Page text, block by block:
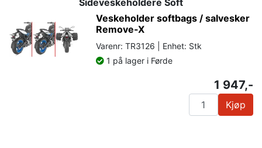
Veskeholder softbags / salvesker
Remove-X
Varenr: TR3126 | Enhet: Stk
1 på lager i Førde
1 947,-
Kjøp